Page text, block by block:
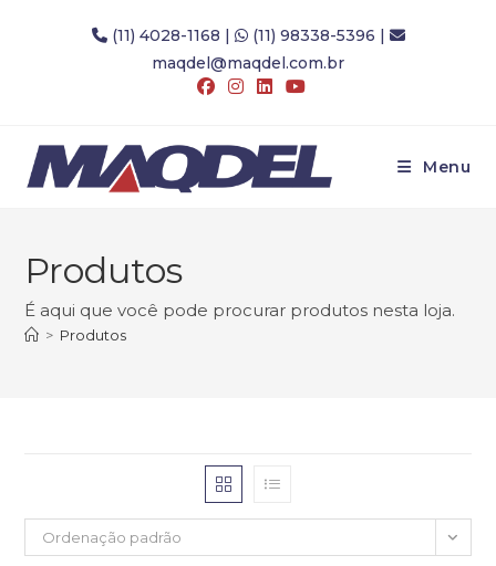
(11) 4028-1168 | (11) 98338-5396 |
maqdel@maqdel.com.br
Menu
Produtos
É aqui que você pode procurar produtos nesta loja.
> Produtos
Ordenação padrão